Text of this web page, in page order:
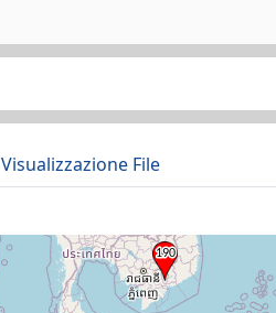
Visualizzazione File